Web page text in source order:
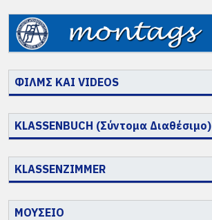
ΦΙΛΜΣ ΚΑΙ VIDEOS
KLASSENBUCH (Σύντομα Διαθέσιμο)
KLASSENZIMMER
ΜΟΥΣΕΙΟ